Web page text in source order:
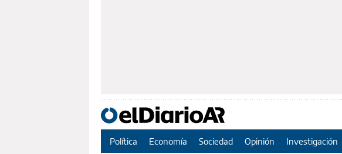
Política Economía Sociedad Opinión Investigación